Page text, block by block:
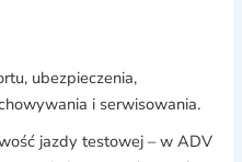
ubezpieczenia,
i serwisowania.
jazdy testowej – w ADV